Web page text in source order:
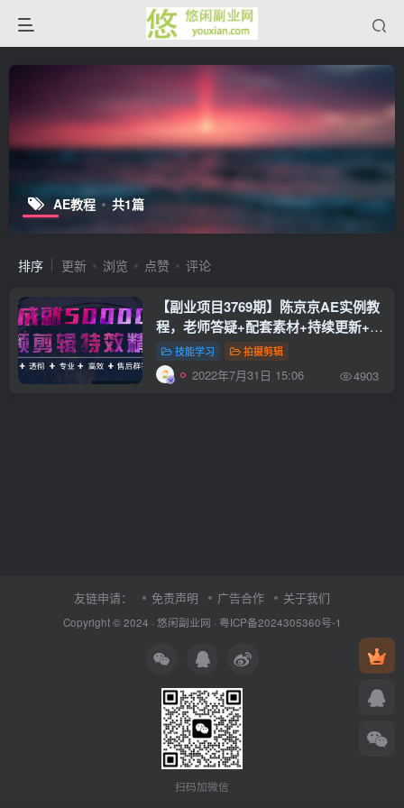
AE教程 共1篇
排序 更新 浏览 点赞 评论
【副业项目3769期】陈京京AE实例教
程，老师答疑+配套素材+持续更新+包
学包会
技能学习 拍摄剪辑
2022年7月31日 15:06 4903
友链申请： 免责声明 广告合作 关于我们
Copyright © 2024 · 悠闲副业网 · 粤ICP备2024305360号-1
扫码加微信